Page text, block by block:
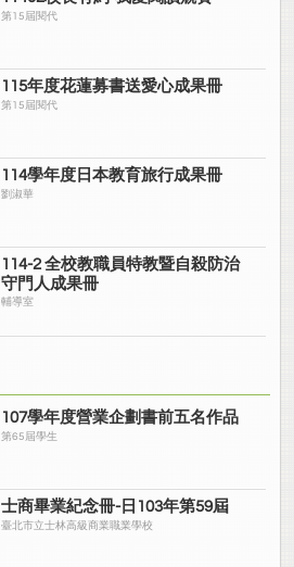
第15屆閱代
115年度花蓮募書送愛心成果冊
第15屆閱代
114學年度日本教育旅行成果冊
劉淑華
114-2 全校教職員特教暨自殺防治
守門人成果冊
輔導室
107學年度營業企劃書前五名作品
第65屆學生
士商畢業紀念冊-日103年第59屆
臺北市立士林高級商業職業學校